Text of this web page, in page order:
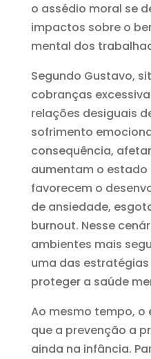
o assédio moral se
impactos sobre o
mental dos
Segundo Gustavo,
cobranças
relações desiguais
sofrimento
consequência,
aumentam o
favorecem o
de ansiedade,
burnout. Nesse
ambientes mais
uma das
proteger a saúde
Ao mesmo tempo,
que a prevenção a
ainda na infância.